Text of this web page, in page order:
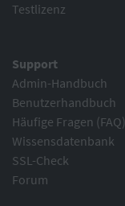
Testlizenz
Support
Admin-Handbuch
Benutzerhandbuch
Häufige Fragen (FAQ)
Wissensdatenbank
SSL-Check
Forum